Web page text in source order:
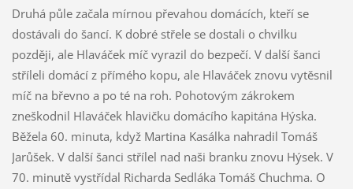
Druhá půle začala mírnou převahou domácích, kteří se
dostávali do šancí. K dobré střele se dostali o chvilku
později, ale Hlaváček míč vyrazil do bezpečí. V další šanci
stříleli domácí z přímého kopu, ale Hlaváček znovu vytěsnil
míč na břevno a po té na roh. Pohotovým zákrokem
zneškodnil Hlaváček hlavičku domácího kapitána Hýska.
Běžela 60. minuta, když Martina Kasálka nahradil Tomáš
Jarůšek. V další šanci střílel nad naši branku znovu Hýsek. V
70. minutě vystřídal Richarda Sedláka Tomáš Chuchma. O